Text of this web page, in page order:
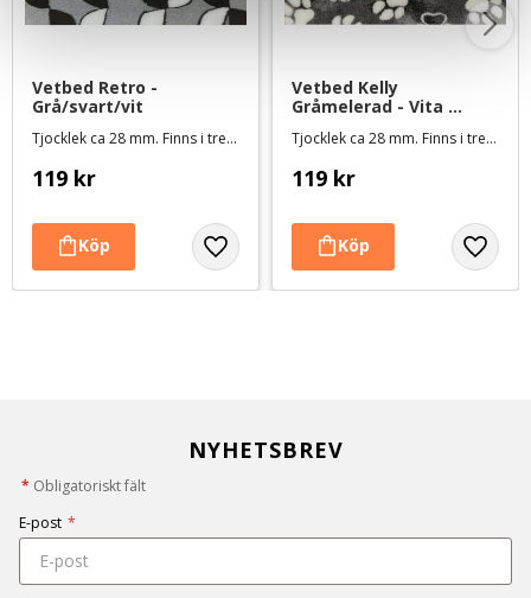
Vetbed Retro -
Grå/svart/vit
Tjocklek ca 28 mm. Finns i tre storlekar
119 kr
Vetbed Kelly
Gråmelerad - Vita
Tjocklek ca 28 mm. Finns i tre storlekar
119 kr
NYHETSBREV
* Obligatoriskt fält
E-post *